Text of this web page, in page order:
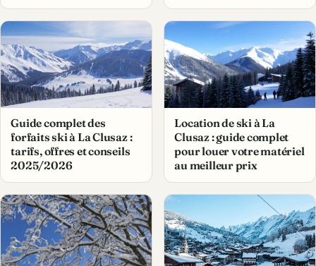
Guide complet des
forfaits ski à La Clusaz :
tarifs, offres et conseils
2025/2026
Location de ski à La
Clusaz : guide complet
pour louer votre matériel
au meilleur prix